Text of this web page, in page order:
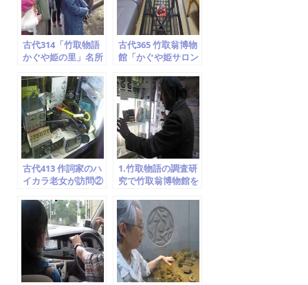
古代314「竹取物語
かぐや姫の里」名所
京田辺市 竹取翁博物
館 2014.2.1
古代365 竹取翁博物
館「かぐや姫サロン
石庭・襖絵紹介
古代413 作詞家のハ
イカラ老女が訪問②
劇 竹取翁博物館
2014.6.13
1.竹取物語の調査研
究で竹取翁博物館を
求婚